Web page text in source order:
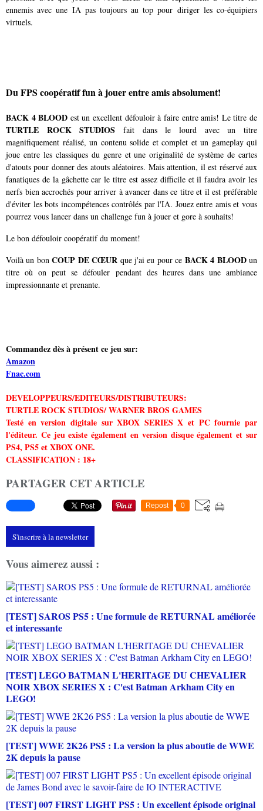
ennemis avec une IA pas toujours au top pour diriger les co-équipiers
virtuels.
Du FPS coopératif fun à jouer entre amis absolument!
BACK 4 BLOOD est un excellent défouloir à faire entre amis! Le titre de
TURTLE ROCK STUDIOS fait dans le lourd avec un titre
magnifiquement réalisé, un contenu solide et complet et un gameplay qui
joue entre les classiques du genre et une originalité de système de cartes
d'atouts pour donner des atouts aléatoires. Mais attention, il est réservé aux
fanatiques de la gâchette car le titre est assez difficile et il faudra avoir les
nerfs bien accrochés pour arriver à avancer dans ce titre et il est préférable
d'éviter les bots incompétences contrôlés par l'IA. Jouez entre amis et vous
pourrez vous lancer dans un challenge fun à jouer et gore à souhaits!
Le bon défouloir coopératif du moment!
Voilà un bonCOUP DE CŒUR que j'ai eu pour ce BACK 4 BLOODun
titre où on peut se défouler pendant des heures dans une ambiance
impressionnante et prenante.
Commandez dès à présent ce jeu sur:
Amazon
Fnac.com
DEVELOPPEURS/EDITEURS/DISTRIBUTEURS:
TURTLE ROCK STUDIOS/ WARNER BROS GAMES
Testé en version digitale sur XBOX SERIES X et PC fournie par
l'éditeur. Ce jeu existe également en version disque également et sur
PS4, PS5 et XBOX ONE.
CLASSIFICATION : 18+
PARTAGER CET ARTICLE
Repost 0
S'inscrire à la newsletter
Vous aimerez aussi :
[TEST] SAROS PS5 : Une formule de RETURNAL améliorée
et interessante
[TEST] LEGO BATMAN L'HERITAGE DU CHEVALIER
NOIR XBOX SERIES X : C'est Batman Arkham City en
LEGO!
[TEST] WWE 2K26 PS5 : La version la plus aboutie de WWE
2K depuis la pause
[TEST] 007 FIRST LIGHT PS5 : Un excellent épisode original